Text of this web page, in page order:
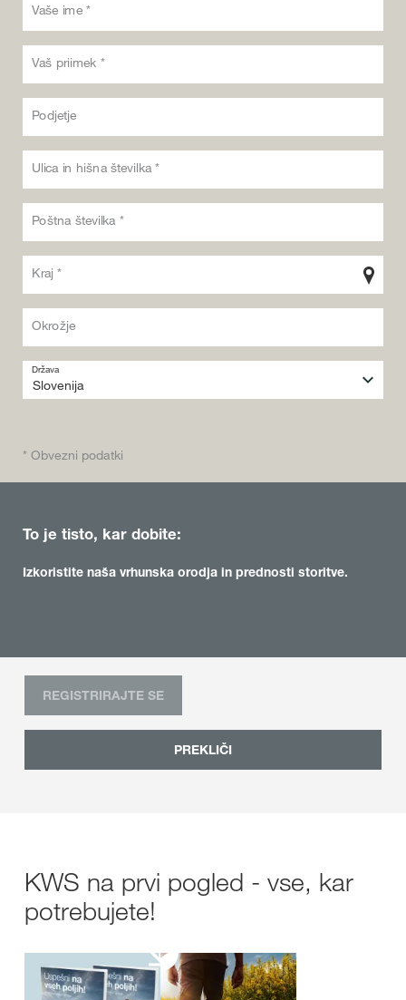
Vaše ime *
Vaš priimek *
Podjetje
Ulica in hišna številka *
Poštna številka *
Kraj *
Okrožje
Država
* Obvezni podatki
To je tisto, kar dobite:
Izkoristite naša vrhunska orodja in prednosti storitve.
PREKLIČI
REGISTRIRAJTE SE
KWS na prvi pogled - vse, kar
potrebujete!